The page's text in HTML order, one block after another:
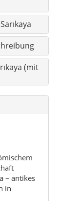
(mit
antikes